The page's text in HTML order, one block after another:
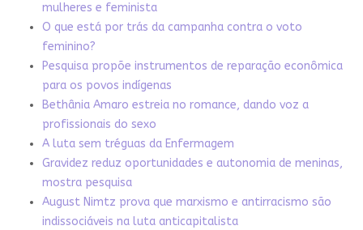
mulheres e feminista
O que está por trás da campanha contra o voto
feminino?
Pesquisa propõe instrumentos de reparação econômica
para os povos indígenas
Bethânia Amaro estreia no romance, dando voz a
profissionais do sexo
A luta sem tréguas da Enfermagem
Gravidez reduz oportunidades e autonomia de meninas,
mostra pesquisa
August Nimtz prova que marxismo e antirracismo são
indissociáveis na luta anticapitalista